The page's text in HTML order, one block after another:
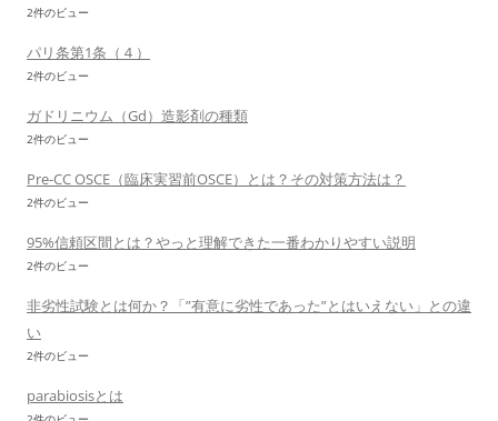
2件のビュー
パリ条第1条（４）
2件のビュー
ガドリニウム（Gd）造影剤の種類
2件のビュー
Pre-CC OSCE（臨床実習前OSCE）とは？その対策方法は？
2件のビュー
95%信頼区間とは？やっと理解できた一番わかりやすい説明
2件のビュー
非劣性試験とは何か？「”有意に劣性であった”とはいえない」との違
い
2件のビュー
parabiosisとは